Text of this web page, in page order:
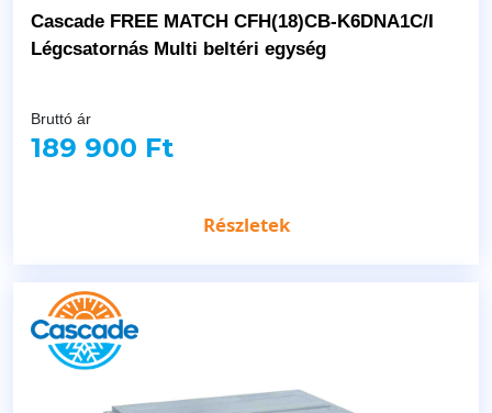
Cascade FREE MATCH CFH(18)CB-K6DNA1C/I
Légcsatornás Multi beltéri egység
Bruttó ár
189 900 Ft
Részletek